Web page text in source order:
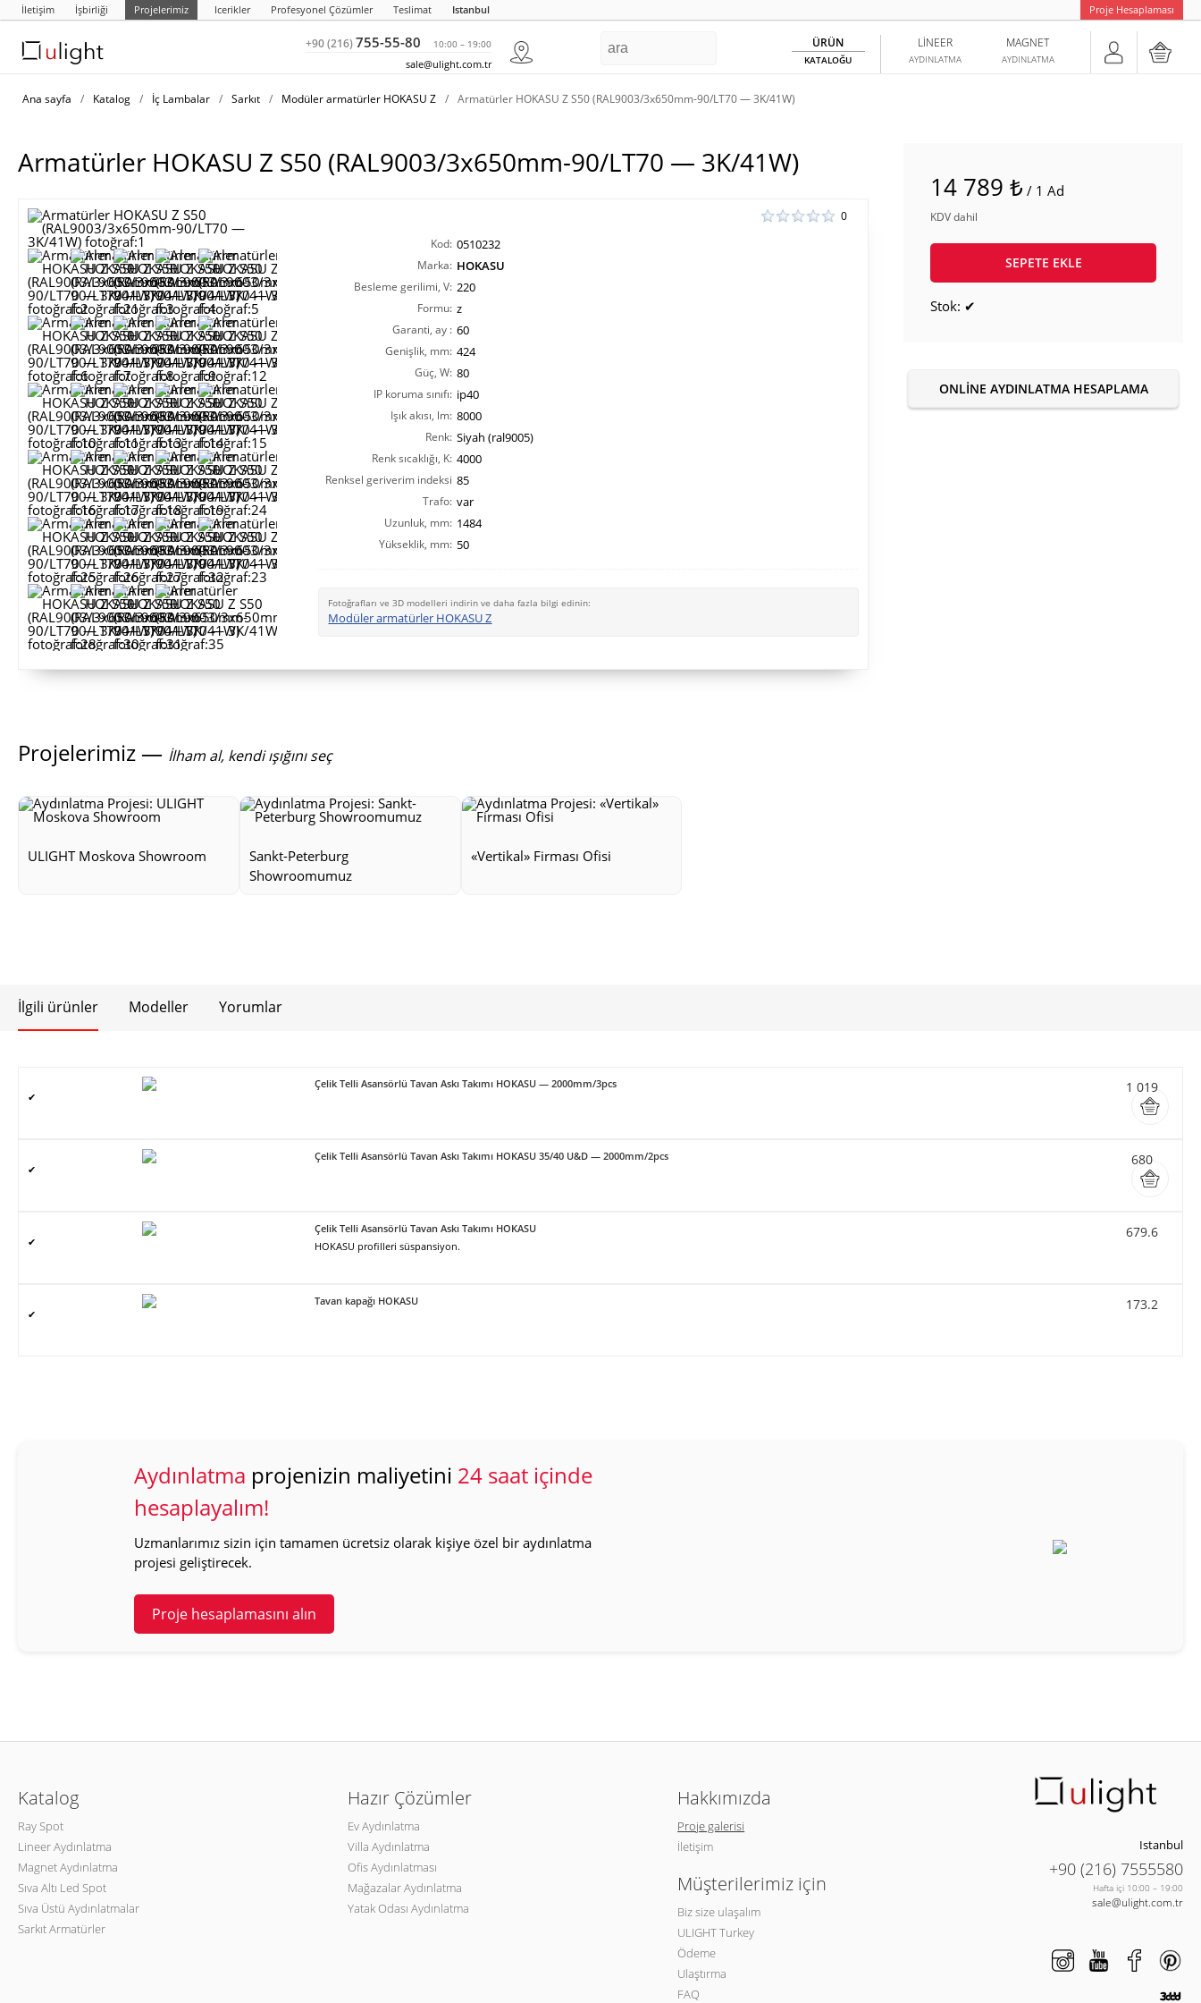
İletişim İşbirliği Projelerimiz Icerikler Profesyonel Çözümler Teslimat Istanbul Proje Hesaplaması
+90 (216)755-55-80 10:00 – 19:00
sale@ulight.com.tr
MAGNET
AYDINLATMA
LINEER
AYDINLATMA
ÜRÜN
KATALOĞU
Ana sayfa / Katalog / İç Lambalar / Sarkıt / Modüler armatürler HOKASU Z / Armatürler HOKASU Z S50 (RAL9003/3x650mm-90/LT70 — 3K/41W)
Armatürler HOKASU Z S50 (RAL9003/3x650mm-90/LT70 — 3K/41W)
0
Kod: 0510232
Marka: HOKASU
Besleme gerilimi, V: 220
Formu: z
Garanti, ay : 60
Genişlik, mm: 424
Güç, W: 80
IP koruma sınıfı: ip40
Işık akısı, lm: 8000
Renk: Siyah (ral9005)
Renk sıcaklığı, K: 4000
Renksel geriverim indeksi
CRI(Ra):
85
Trafo: var
Uzunluk, mm: 1484
Yükseklik, mm: 50
Fotoğrafları ve 3D modelleri indirin ve daha fazla bilgi edinin:
Modüler armatürler HOKASU Z
14 789 ₺ / 1 Ad
KDV dahil
SEPETE EKLE
Stok: ✔
ONLINE AYDINLATMA HESAPLAMA
Projelerimiz — İlham al, kendi ışığını seç
ULIGHT Moskova Showroom
Sankt-Peterburg
Showroomumuz
«Vertikal» Firması Ofisi
İlgili ürünler Modeller Yorumlar
✔
Çelik Telli Asansörlü Tavan Askı Takımı HOKASU — 2000mm/3pcs 1 019
✔
Çelik Telli Asansörlü Tavan Askı Takımı HOKASU 35/40 U&D — 2000mm/2pcs 680
✔
Çelik Telli Asansörlü Tavan Askı Takımı HOKASU
HOKASU profilleri süspansiyon.
679.6
✔
Tavan kapağı HOKASU 173.2
Aydınlatma projenizin maliyetini 24 saat içinde
hesaplayalım!
Uzmanlarımız sizin için tamamen ücretsiz olarak kişiye özel bir aydınlatma
projesi geliştirecek.
Proje hesaplamasını alın
Katalog
Ray Spot
Lineer Aydınlatma
Magnet Aydınlatma
Sıva Altı Led Spot
Sıva Üstü Aydınlatmalar
Sarkıt Armatürler
Hazır Çözümler
Ev Aydınlatma
Villa Aydınlatma
Ofis Aydınlatması
Mağazalar Aydınlatma
Yatak Odası Aydınlatma
Hakkımızda
Proje galerisi
İletişim
Müşterilerimiz için
Biz size ulaşalım
ULIGHT Turkey
Ödeme
Ulaştırma
FAQ
Istanbul
+90 (216) 7555580
Hafta içi 10:00 – 19:00
sale@ulight.com.tr